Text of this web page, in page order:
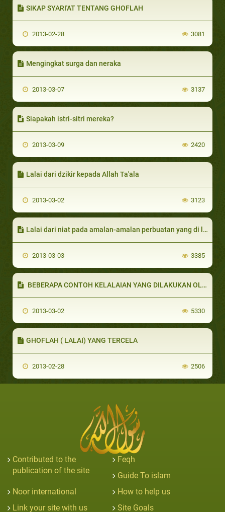
SIKAP SYARI'AT TENTANG GHOFLAH
2013-02-28 3081
Mengingkat surga dan neraka
2013-03-07 3137
Siapakah istri-sitri mereka?
2013-03-09 2420
Lalai dari dzikir kepada Allah Ta'ala
2013-03-02 3123
Lalai dari niat pada amalan-amalan perbuatan yang di lakukannya
2013-03-03 3385
BEBERAPA CONTOH KELALAIAN YANG DILAKUKAN OLEH SEBAGIAN MANUSIA
2013-03-02 5330
GHOFLAH ( LALAI) YANG TERCELA
2013-02-28 2506
Contributed to the
publication of the site
Feqh
Guide To islam
Noor international
How to help us
Link your site with us
Site Goals